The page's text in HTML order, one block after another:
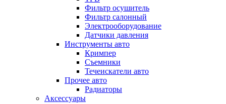
Фильтр осушитель
Фильтр салонный
Электрооборудование
Датчики давления
Инструменты авто
Кримпер
Съемники
Течеискатели авто
Прочее авто
Радиаторы
Аксессуары